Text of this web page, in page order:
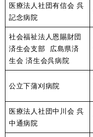
医療法人社団有信会 呉
記念病院
社会福祉法人恩賜財団
済生会支部 広島県済
生会 済生会呉病院
公立下蒲刈病院
医療法人社団中川会 呉
中通病院